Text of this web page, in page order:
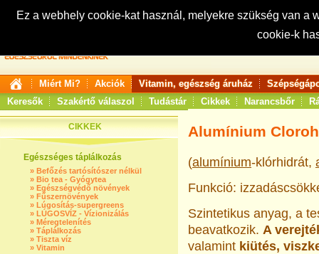
Ez a webhely cookie-kat használ, melyekre szükség van
cookie-k
Keresés:
Miért Mi? Akciók Vitamin, egészség áruház
Keresők
Szakértő válaszol Tudástár Cikkek Narancsbőr
CIKKEK
Egészséges táplálkozás
» Befőzés tartósítószer nélkül
» Bio tea - Gyógytea
» Egészségvédő növények
» Fűszernövények
» Lúgosítás-supergreens
» LÚGOSVÍZ - Vízionizálás
» Méregtelenítés
» Táplálkozás
» Tiszta víz
» Vitamin
Alumínium
(alumínium-klórhidrát,
Funkció:
Szintetikus anyag, a
beavatkozik. A
valamint kiütés,